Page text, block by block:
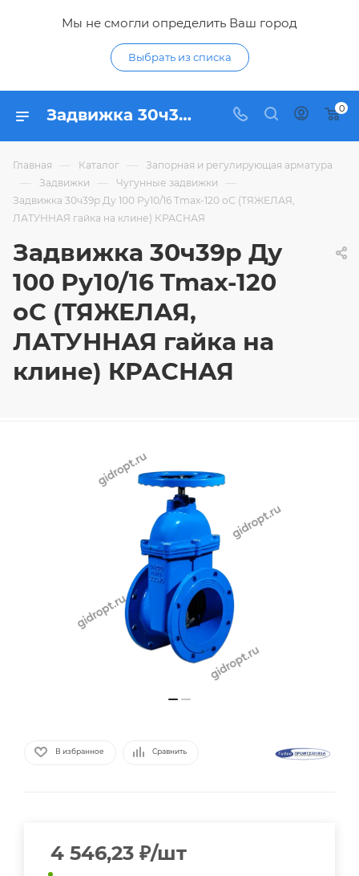
Мы не смогли определить Ваш город
Выбрать из списка
Задвижка 30ч39р Ду 100 Ру10/16 Tmax-120 оС (ТЯЖЕЛАЯ, ЛАТУННАЯ гайка на клине) КРАСНАЯ - купить по цене 4 546,23 ₽ в интернет-магазине Гидропромтехника с доставкой в Курске 0
Главная — Каталог — Запорная и регулирующая арматура
— Задвижки — Чугунные задвижки —
Задвижка 30ч39р Ду 100 Ру10/16 Tmax-120 оС (ТЯЖЕЛАЯ,
ЛАТУННАЯ гайка на клине) КРАСНАЯ
Задвижка 30ч39р Ду
100 Ру10/16 Tmax-120
оС (ТЯЖЕЛАЯ,
ЛАТУННАЯ гайка на
клине) КРАСНАЯ
В избранное Сравнить
4 546,23 ₽/шт